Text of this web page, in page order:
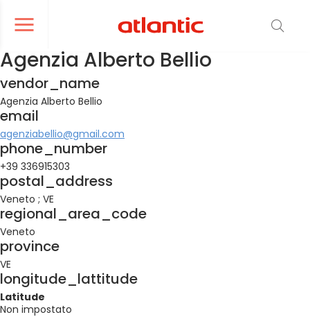
Ouvrir le menu de navigation
le menu de navigation
Agenzia Alberto Bellio
vendor_name
Agenzia Alberto Bellio
email
agenziabellio@gmail.com
phone_number
+39 336915303
postal_address
Veneto ; VE
regional_area_code
Veneto
province
VE
longitude_lattitude
Latitude
Non impostato